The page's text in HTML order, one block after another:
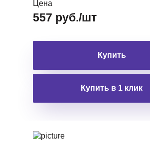
Цена
557 руб./шт
Купить
Купить в 1 клик